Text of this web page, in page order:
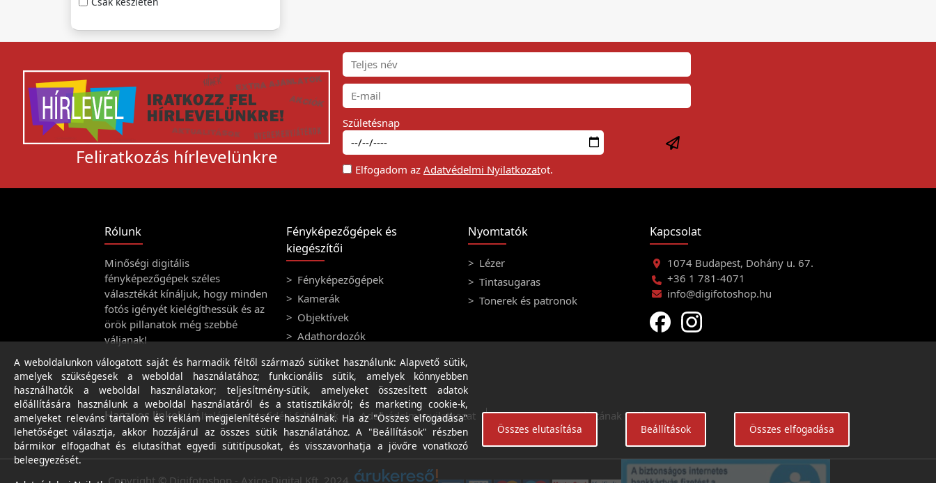
Feliratkozás hírlevelünkre
Születésnap
Elfogadom az Adatvédelmi Nyilatkozatot.
Rólunk
Minőségi digitális
fényképezőgépek széles
választékát kínáljuk, hogy minden
fotós igényét kielégíthessük és az
örök pillanatok még szebbé
váljanak!
Fényképezőgépek és
kiegészítői
Fényképezőgépek
Kamerák
Objektívek
Adathordozók
Nyomtatók
Lézer
Tintasugaras
Tonerek és patronok
Kapcsolat
1074 Budapest, Dohány u. 67.
+36 1 781-4071
info@digifotoshop.hu
Hasznos linkek Általános szerződési feltételek Adatvédelmi nyilatkozat A weboldal használatának feltételei
A weboldalunkon válogatott saját és harmadik féltől származó sütiket használunk: Alapvető sütik,
amelyek szükségesek a weboldal használatához; funkcionális sütik, amelyek könnyebben
használhatók a weboldal használatakor; teljesítmény-sütik, amelyeket összesített adatok
előállítására használunk a weboldal használatáról és a statisztikákról; és marketing cookie-k,
amelyeket releváns tartalom és reklám megjelenítésére használnak. Ha az "Összes elfogadása"
lehetőséget választja, akkor hozzájárul az összes sütik használatához. A "Beállítások" részben
bármikor elfogadhat és elutasíthat egyedi sütitípusokat, és visszavonhatja a jövőre vonatkozó
beleegyezését.
Összes elutasítása Beállítások Összes elfogadása